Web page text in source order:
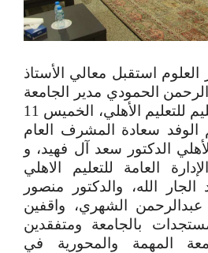
استقبل معالي الأستاذ
الحمودي مدير الجامعة
وفد وكالة وزارة التعليم للتعليم الأهلي، الخميس 11
الوفد سعادة المشرف العام
الدكتور سعد آل فهيد، و
العامة للتعليم الاهلي
الجار الله، والدكتور منصور
عبدالرحمن الشهري، واقفين
بالجامعة ومتفقدين
المهمة والمحورية في